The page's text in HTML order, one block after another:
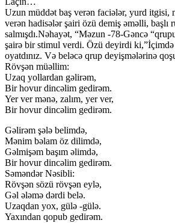
Uzun müddət baş verən faciələr, yurd itgisi,
verən hadisələr şairi özü demiş əməlli, başlı
salmışdı.Nəhayət, “Məzun -78-Gəncə
şairə bir stimul verdi. Özü deyirdi
oyatdınız. Və beləcə qrup deyişmələrinə
Rövşən müəllim:
Uzaq yollardan gəlirəm,
Bir hovur dincəlim gedirəm.
Yer ver mənə, zalım, yer ver,
Bir hovur dincəlim gedirəm.
Gəlirəm şələ belimdə,
Mənim bəlam öz dilimdə,
Gəlmişəm başım əlimdə,
Bir hovur dincəlim gedirəm.
Səməndər Nəsibli:
Rövşən sözü rövşən eylə,
Gəl ələmə dərdi belə.
Uzaqdan yox, gülə -gülə.
Yaxından qopub gedirəm.